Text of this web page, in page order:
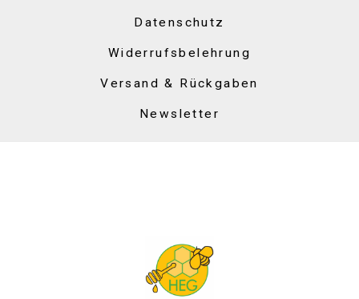
Datenschutz
Widerrufsbelehrung
Versand & Rückgaben
Newsletter